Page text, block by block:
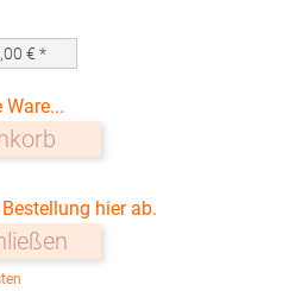
€ *
hier ab.